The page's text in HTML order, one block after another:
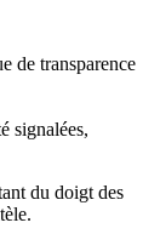
de transparence
signalées,
du doigt des